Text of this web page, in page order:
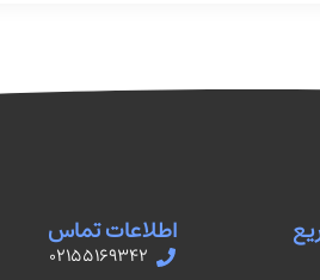
اطلاعات تماس
02155169342